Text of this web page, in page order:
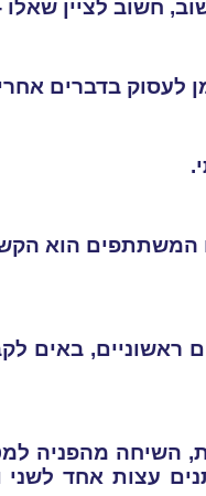
שאלו -3 מקרים ב- ½7
לעסוק בדברים
המשתתפים הוא
ראשוניים, באים
השיחה מהפניה
עצות אחד